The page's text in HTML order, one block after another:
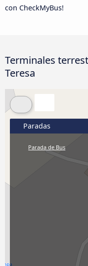
con CheckMyBus!
Terminales
Teresa
Paradas
Parada de Bus